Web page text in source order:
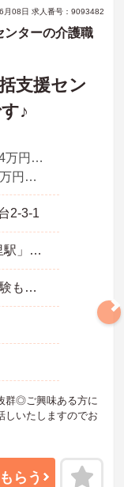
月08日 求人番号：9093482
ンターの介護職
支援セン
♪
月収 20.0万円～26.4万円程度 ※手当含む
年収 240万円～316万円程度 ※手当含む、賞与別
2-3-1
阪急千里線「南千里駅」徒歩7分
■社会福祉士※未経験も相談可 ■介護施設での業務経験あれば尚可
群◎ご興味ある方に
しいたしますのでお
らう